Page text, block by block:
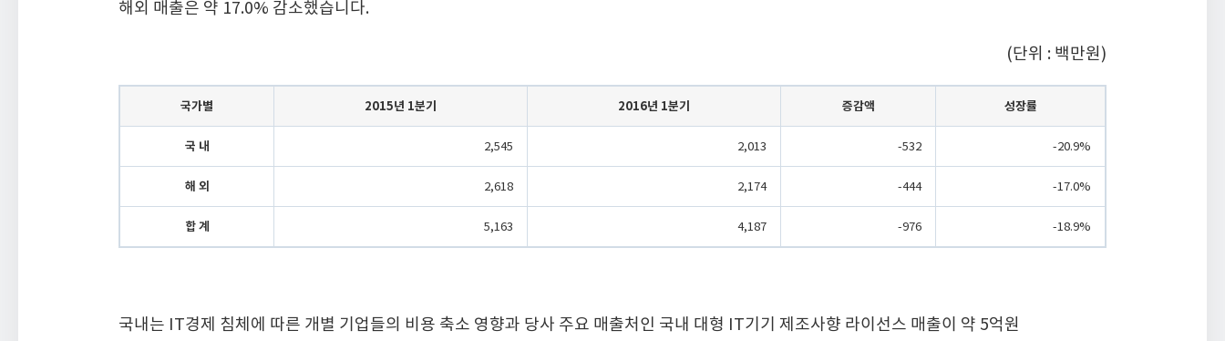
해외 매출은 약 17.0% 감소했습니다.
(단위 : 백만원)
국가별 2015년 1분기 2016년 1분기 증감액 성장률
국 내 2,545 2,013 -532 -20.9%
해 외 2,618 2,174 -444 -17.0%
합 계 5,163 4,187 -976 -18.9%
국내는 IT경제 침체에 따른 개별 기업들의 비용 축소 영향과 당사 주요 매출처인 국내 대형 IT기기 제조사향 라이선스 매출이 약 5억원